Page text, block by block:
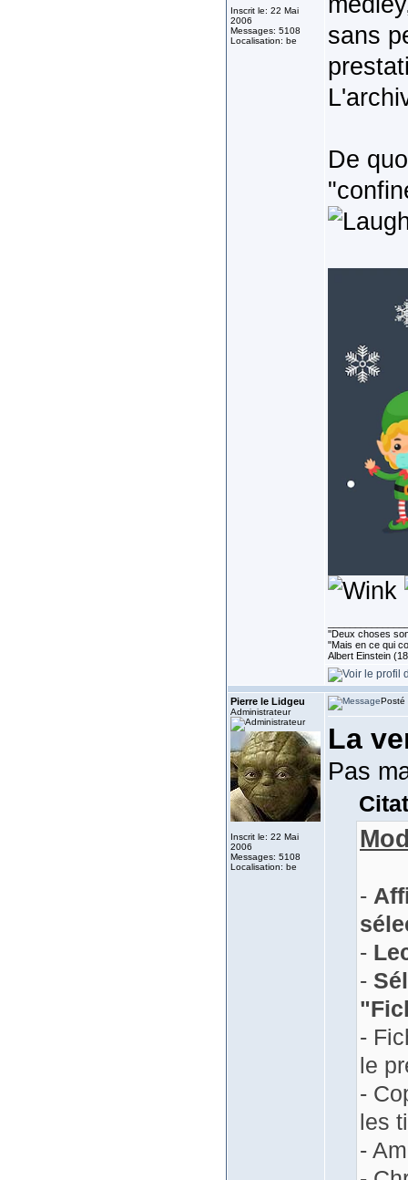
Inscrit le: 22 Mai
2006
Messages: 5108
Localisation: be
sans
De
''Deux choses
"Mais en ce qui
Albert Einstein
Pierre le Lidgeu
Administrateur
Inscrit le: 22 Mai
2006
Messages: 5108
Localisation: be
Posté
La
Pas
-
-
-
-
le
-
les
-